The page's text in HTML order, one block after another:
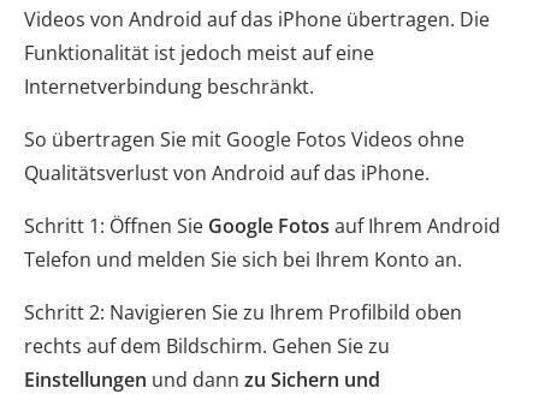
Videos von Android auf das iPhone übertragen. Die
Funktionalität ist jedoch meist auf eine
Internetverbindung beschränkt.
So übertragen Sie mit Google Fotos Videos ohne
Qualitätsverlust von Android auf das iPhone.
Schritt 1: Öffnen Sie Google Fotos auf Ihrem Android
Telefon und melden Sie sich bei Ihrem Konto an.
Schritt 2: Navigieren Sie zu Ihrem Profilbild oben
rechts auf dem Bildschirm. Gehen Sie zu
Einstellungen und dann zu Sichern und